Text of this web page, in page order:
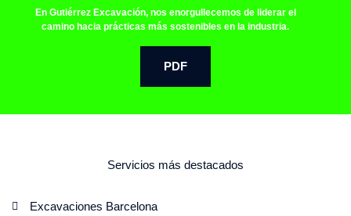
En Gutiérrez Excavación, nos enorgullecemos de liderar el
camino hacia prácticas más sostenibles en la industria.
PDF
Servicios más destacados
Excavaciones Barcelona